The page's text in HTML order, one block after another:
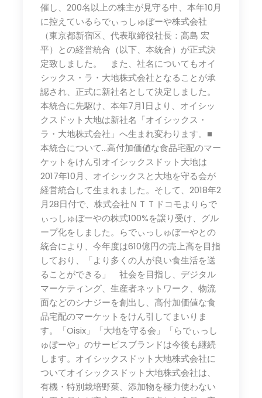
催し、200名以上の株主が見守る中、本年10月
に控えているらでぃっしゅぼーや株式会社
（東京都新宿区、代表取締役社長：高島 宏
平）との経営統合（以下、本統合）が正式決
定致しました。 また、社名についてもオイ
シックス・ラ・大地株式会社となることが承
認され、正式に新社名として決定しました。
本統合に先駆け、本年7月1日より、オイシッ
クスドット大地は新社名「オイシックス・
ラ・大地株式会社」へ生まれ変わります。■
本統合について…高付加価値な食品宅配のマー
ケットをけん引オイシックスドット大地は
2017年10月、オイシックスと大地を守る会が
経営統合して生まれました。そして、2018年2
月28日付で、株式会社ＮＴＴドコモよりらで
ぃっしゅぼーやの株式100%を譲り受け、グル
ープ化をしました。らでぃっしゅぼーやとの
統合により、今年度は610億円の売上高を目指
しており、「より多くの人が良い食生活を送
ることができる」 社会を目指し、デジタル
マーケティング、生産者ネットワーク、物流
面などのシナジーを創出し、高付加価値な食
品宅配のマーケットをけん引してまいりま
す。「Oisix」「大地を守る会」「らでぃっし
ゅぼーや」のサービスブランドは今後も継続
します。オイシックスドット大地株式会社に
ついてオイシックスドット大地株式会社は、
有機・特別栽培野菜、添加物を極力使わない